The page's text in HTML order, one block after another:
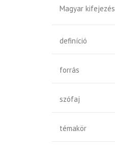
Magyar kifejezés
definíció
forrás
szófaj
témakör